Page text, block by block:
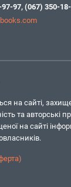
97-97, (067) 350-
на сайті,
та авторські
на сайті